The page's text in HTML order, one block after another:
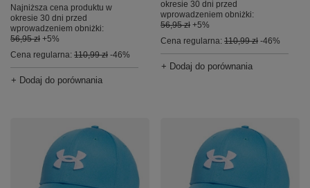
Najniższa cena produktu w
okresie 30 dni przed
wprowadzeniem obniżki:
56,95 zł +5%
Cena regularna: 110,99 zł -46%
+ Dodaj do porównania
okresie 30 dni przed
wprowadzeniem obniżki:
56,95 zł +5%
Cena regularna: 110,99 zł -46%
+ Dodaj do porównania